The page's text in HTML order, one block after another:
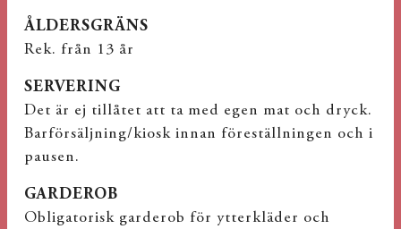
ÅLDERSGRÄNS
Rek. från 13 år
SERVERING
Det är ej tillåtet att ta med egen mat och dryck.
Barförsäljning/kiosk innan föreställningen och i
pausen.
GARDEROB
Obligatorisk garderob för ytterkläder och